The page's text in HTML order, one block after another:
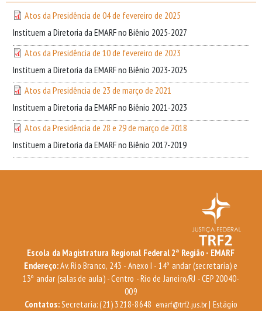
Atos da Presidência de 04 de fevereiro de 2025
Instituem a Diretoria da EMARF no Biênio 2025-2027
Atos da Presidência de 10 de fevereiro de 2023
Instituem a Diretoria da EMARF no Biênio 2023-2025
Atos da Presidência de 23 de março de 2021
Instituem a Diretoria da EMARF no Biênio 2021-2023
Atos da Presidência de 28 e 29 de março de 2018
Instituem a Diretoria da EMARF no Biênio 2017-2019
Escola da Magistratura Regional Federal 2ª Região - EMARF
Endereço:Av. Rio Branco, 243 - Anexo I - 14º andar (secretaria) e
13º andar (salas de aula) - Centro - Rio de Janeiro/RJ - CEP 20040-
009
Contatos:Secretaria: (21) 3218-8648 emarf@trf2.jus.br| Estágio